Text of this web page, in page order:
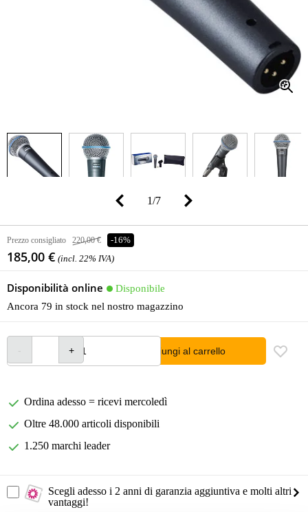
1/7
Prezzo consigliato 220,00 € -16%
185,00 € (incl. 22% IVA)
Disponibilità online
Disponibile
Ancora 79 in stock nel nostro magazzino
Aggiungi al carrello
Ordina adesso = ricevi mercoledì
Oltre 48.000 articoli disponibili
1.250 marchi leader
Scegli adesso i 2 anni di garanzia aggiuntiva e molti altri
vantaggi!